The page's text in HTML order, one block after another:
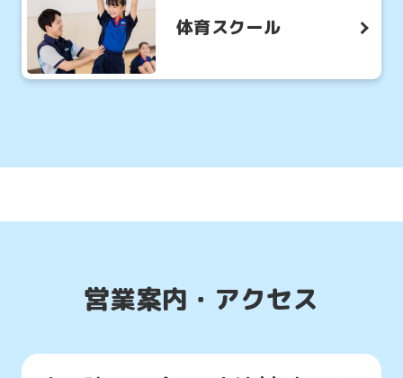
体育スクール
営業案内・アクセス
English.
the
(start
translation)
return
to